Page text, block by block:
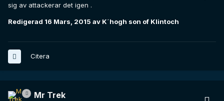
sig av attackerar det igen .
Redigerad 16 Mars, 2015 av K´hogh son of Klintoch
Citera
Mr Trek